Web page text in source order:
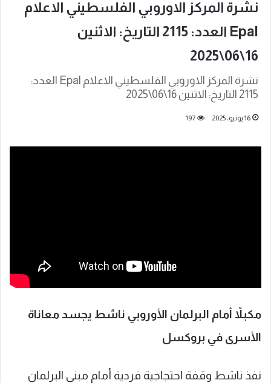
نشرة المركز الاوروبي الفلسطيني الاعلام
Epal العدد: 2115 التاريخ: الاثنين
16\06\2025
نشرة المركز الاوروبي الفلسطيني الاعلام Epal العدد:
2115 التاريخ: الاثنين 16\06\2025
16 يونيو، 2025 197
مكبلاً أمام البرلمان الأوروبي ناشط يجسد معاناة
الأسرى في بروكسل
نفذ ناشط وقفة احتجاجية فردية أمام مبنى البرلمان